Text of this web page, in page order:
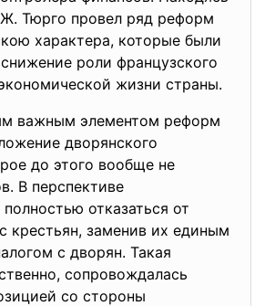
Тюрго провел ряд реформ
характера, которые были
роли французского
жизни страны.
важным элементом реформ
дворянского
до этого вообще не
В перспективе
отказаться от
крестьян, заменив их единым
с дворян. Такая
сопровождалась
со стороны